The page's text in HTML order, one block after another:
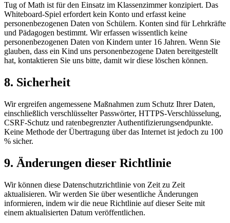
Tug of Math ist für den Einsatz im Klassenzimmer konzipiert. Das
Whiteboard-Spiel erfordert kein Konto und erfasst keine
personenbezogenen Daten von Schülern. Konten sind für Lehrkräfte
und Pädagogen bestimmt. Wir erfassen wissentlich keine
personenbezogenen Daten von Kindern unter 16 Jahren. Wenn Sie
glauben, dass ein Kind uns personenbezogene Daten bereitgestellt
hat, kontaktieren Sie uns bitte, damit wir diese löschen können.
8. Sicherheit
Wir ergreifen angemessene Maßnahmen zum Schutz Ihrer Daten,
einschließlich verschlüsselter Passwörter, HTTPS-Verschlüsselung,
CSRF-Schutz und ratenbegrenzter Authentifizierungsendpunkte.
Keine Methode der Übertragung über das Internet ist jedoch zu 100
% sicher.
9. Änderungen dieser Richtlinie
Wir können diese Datenschutzrichtlinie von Zeit zu Zeit
aktualisieren. Wir werden Sie über wesentliche Änderungen
informieren, indem wir die neue Richtlinie auf dieser Seite mit
einem aktualisierten Datum veröffentlichen.